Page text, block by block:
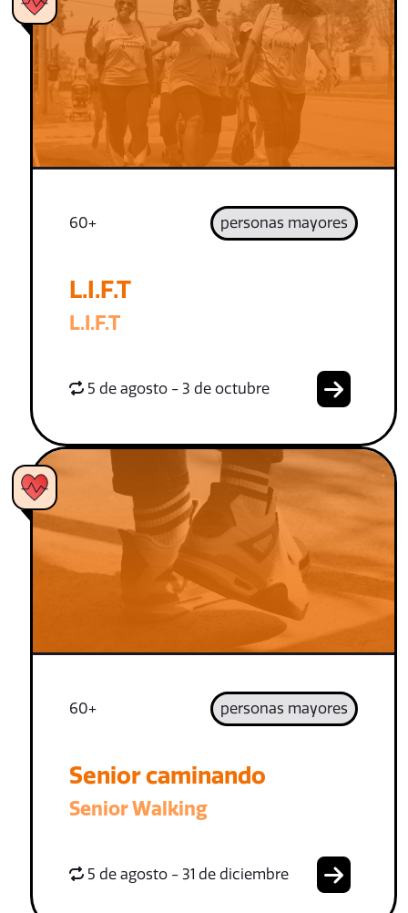
60+ personas mayores
L.I.F.T
L.I.F.T
5 de agosto - 3 de octubre
60+ personas mayores
Senior caminando
Senior Walking
5 de agosto - 31 de diciembre